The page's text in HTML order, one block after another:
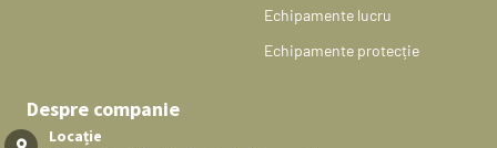
Echipamente lucru
Echipamente protecție
Despre companie
Locație